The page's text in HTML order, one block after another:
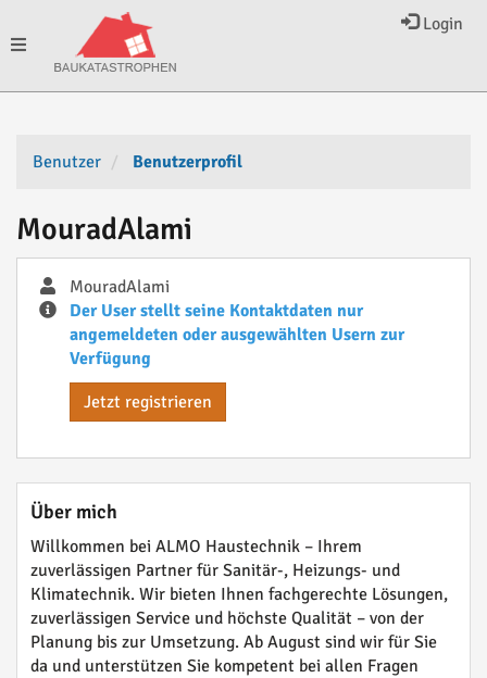
Login
Toggle
Benutzer
Benutzerprofil
MouradAlami
MouradAlami
Der User stellt seine Kontaktdaten nur
angemeldeten oder ausgewählten Usern zur
Verfügung
Jetzt registrieren
Über mich
Willkommen bei ALMO Haustechnik – Ihrem
zuverlässigen Partner für Sanitär-, Heizungs- und
Klimatechnik. Wir bieten Ihnen fachgerechte Lösungen,
zuverlässigen Service und höchste Qualität – von der
Planung bis zur Umsetzung. Ab August sind wir für Sie
da und unterstützen Sie kompetent bei allen Fragen